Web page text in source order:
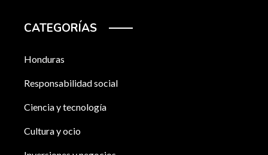
CATEGORÍAS
Honduras
Responsabilidad social
Ciencia y tecnología
Cultura y ocio